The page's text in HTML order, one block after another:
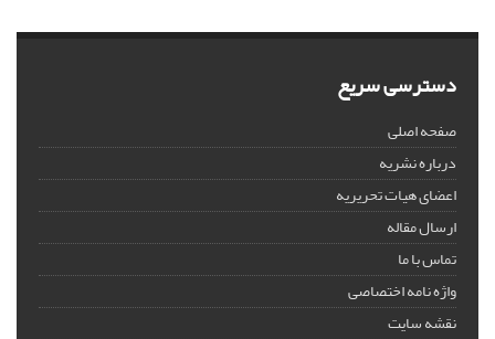
دسترسی سریع
صفحه اصلی
درباره نشریه
اعضای هیات تحریریه
ارسال مقاله
تماس با ما
واژه نامه اختصاصی
نقشه سایت